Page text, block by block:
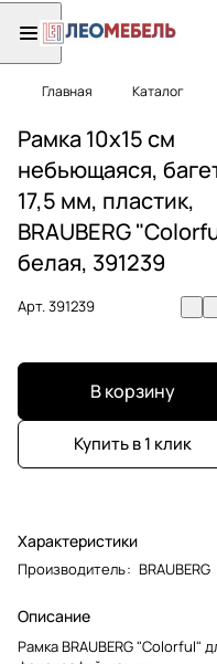
Главная Каталог
Рамка 10х15 см
небьющаяся,
17,5 мм, пластик,
BRAUBERG
белая, 391239
Арт.391239
В корзину
Купить в 1 клик
Характеристики
Производитель: BRAUBERG
Описание
Рамка BRAUBERG "Colorful"